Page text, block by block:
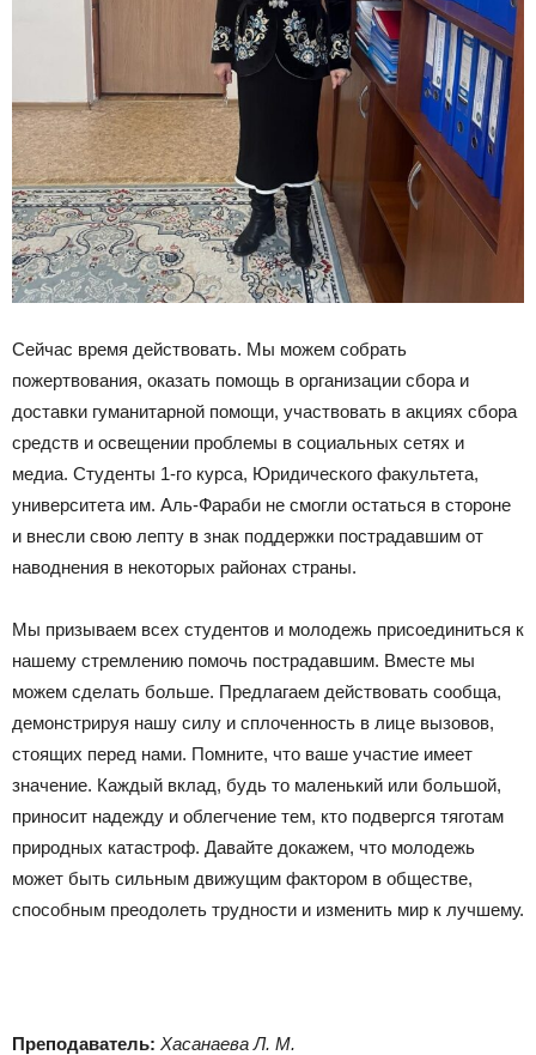
Сейчас время действовать. Мы можем собрать
пожертвования, оказать помощь в организации сбора и
доставки гуманитарной помощи, участвовать в акциях сбора
средств и освещении проблемы в социальных сетях и
медиа. Студенты 1-го курса, Юридического факультета,
университета им. Аль-Фараби не смогли остаться в стороне
и внесли свою лепту в знак поддержки пострадавшим от
наводнения в некоторых районах страны.
Мы призываем всех студентов и молодежь присоединиться к
нашему стремлению помочь пострадавшим. Вместе мы
можем сделать больше. Предлагаем действовать сообща,
демонстрируя нашу силу и сплоченность в лице вызовов,
стоящих перед нами. Помните, что ваше участие имеет
значение. Каждый вклад, будь то маленький или большой,
приносит надежду и облегчение тем, кто подвергся тяготам
природных катастроф. Давайте докажем, что молодежь
может быть сильным движущим фактором в обществе,
способным преодолеть трудности и изменить мир к лучшему.
Преподаватель: Хасанаева Л. М.